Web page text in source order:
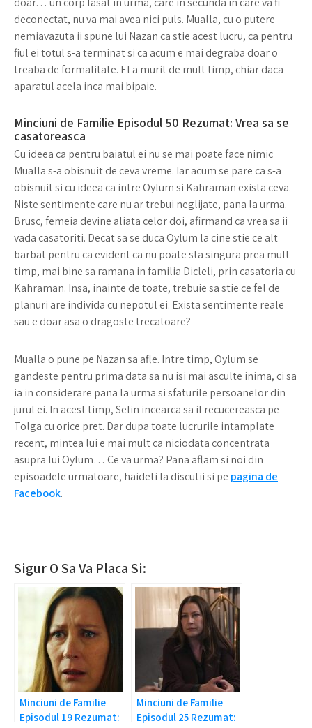
deconectat, nu va mai avea nici puls. Mualla, cu o putere
nemiavazuta ii spune lui Nazan ca stie acest lucru, ca pentru
fiul ei totul s-a terminat si ca acum e mai degraba doar o
treaba de formalitate. El a murit de mult timp, chiar daca
aparatul acela inca mai bipaie.
Minciuni de Familie Episodul 50 Rezumat: Vrea sa se
casatoreasca
Cu ideea ca pentru baiatul ei nu se mai poate face nimic
Mualla s-a obisnuit de ceva vreme. Iar acum se pare ca s-a
obisnuit si cu ideea ca intre Oylum si Kahraman exista ceva.
Niste sentimente care nu ar trebui neglijate, pana la urma.
Brusc, femeia devine aliata celor doi, afirmand ca vrea sa ii
vada casatoriti. Decat sa se duca Oylum la cine stie ce alt
barbat pentru ca evident ca nu poate sta singura prea mult
timp, mai bine sa ramana in familia Dicleli, prin casatoria cu
Kahraman. Insa, inainte de toate, trebuie sa stie ce fel de
planuri are individa cu nepotul ei. Exista sentimente reale
sau e doar asa o dragoste trecatoare?
Mualla o pune pe Nazan sa afle. Intre timp, Oylum se
gandeste pentru prima data sa nu isi mai asculte inima, ci sa
ia in considerare pana la urma si sfaturile persoanelor din
jurul ei. In acest timp, Selin incearca sa il recucereasca pe
Tolga cu orice pret. Dar dupa toate lucrurile intamplate
recent, mintea lui e mai mult ca niciodata concentrata
asupra lui Oylum… Ce va urma? Pana aflam si noi din
episoadele urmatoare, haideti la discutii si pe pagina de
Facebook.
Sigur O Sa Va Placa Si:
Minciuni de Familie
Episodul 19 Rezumat:
Minciuni de Familie
Episodul 25 Rezumat: